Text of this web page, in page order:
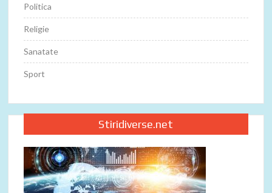
Politica
Religie
Sanatate
Sport
Stiridiverse.net